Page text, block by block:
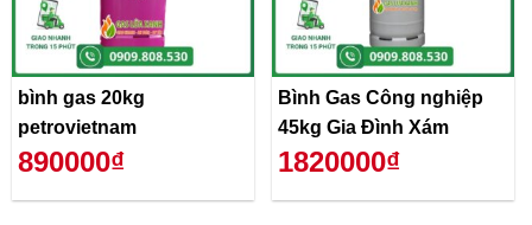
bình gas 20kg
petrovietnam
890000₫
Bình Gas Công nghiệp
45kg Gia Đình Xám
1820000₫